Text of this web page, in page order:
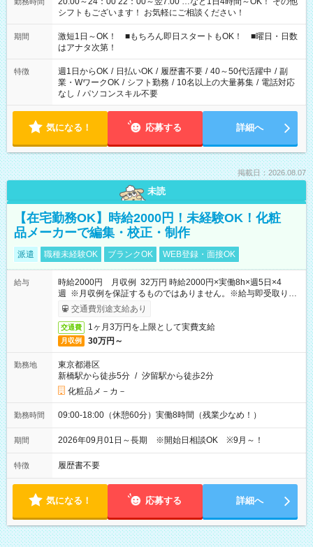
シフトもございます！ お気軽にご相談ください！
期間
激短1日～OK！ ■もちろん即日スタートもOK！ ■曜日・日数
はアナタ次第！
特徴 週1日からOK / 日払いOK / 履歴書不要 / 40～50代活躍中 / 副
業・WワークOK / シフト勤務 / 10名以上の大量募集 / 電話対応
なし / パソコンスキル不要
気になる！ 応募する 詳細へ
掲載日：2026.08.07
未読
【在宅勤務OK】時給2000円！未経験OK！化粧
品メーカーで編集・校正・制作
派遣 職種未経験OK ブランクOK WEB登録・面接OK
給与
時給2000円 月収例 32万円 時給2000円×実働8h×週5日×4
週 ※月収例を保証するものではありません。※給与即受取りサ
ービス利用可（利用条件有）
交通費別途支給あり
交通費 1ヶ月3万円を上限として実費支給
月収例 30万円～
勤務地
東京都港区
新橋駅から徒歩5分 / 汐留駅から徒歩2分
化粧品メ－カ－
勤務時間 09:00-18:00（休憩60分）実働8時間（残業少なめ！）
期間 2026年09月01日～長期 ※開始日相談OK ※9月～！
特徴 履歴書不要
気になる！ 応募する 詳細へ